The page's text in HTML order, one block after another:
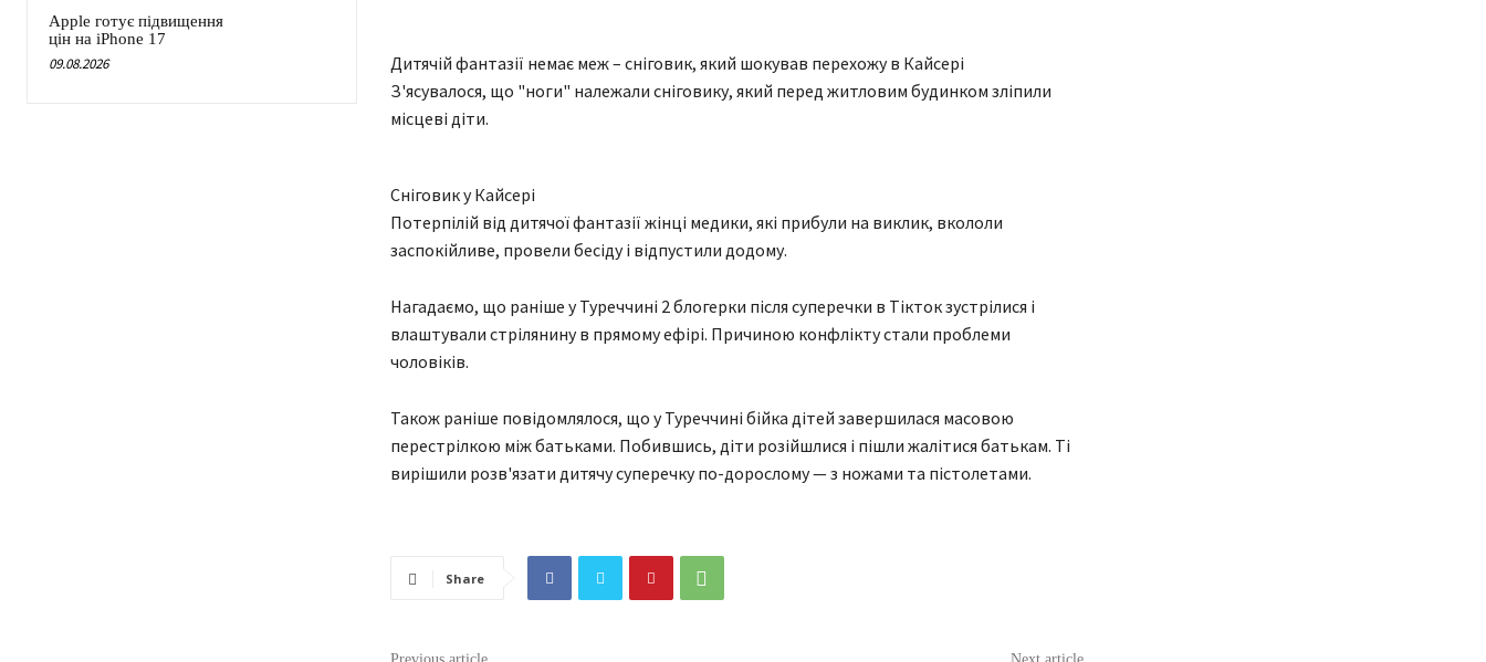
Apple готує підвищення
цін на iPhone 17
09.08.2026
Дитячій фантазії немає меж – сніговик, який шокував перехожу в Кайсері
З'ясувалося, що "ноги" належали сніговику, який перед житловим будинком зліпили
місцеві діти.
Сніговик у Кайсері
Потерпілій від дитячої фантазії жінці медики, які прибули на виклик, вкололи
заспокійливе, провели бесіду і відпустили додому.
Нагадаємо, що раніше у Туреччині 2 блогерки після суперечки в Тікток зустрілися і
влаштували стрілянину в прямому ефірі. Причиною конфлікту стали проблеми
чоловіків.
Також раніше повідомлялося, що у Туреччині бійка дітей завершилася масовою
перестрілкою між батьками. Побившись, діти розійшлися і пішли жалітися батькам. Ті
вирішили розв'язати дитячу суперечку по-дорослому — з ножами та пістолетами.
Share